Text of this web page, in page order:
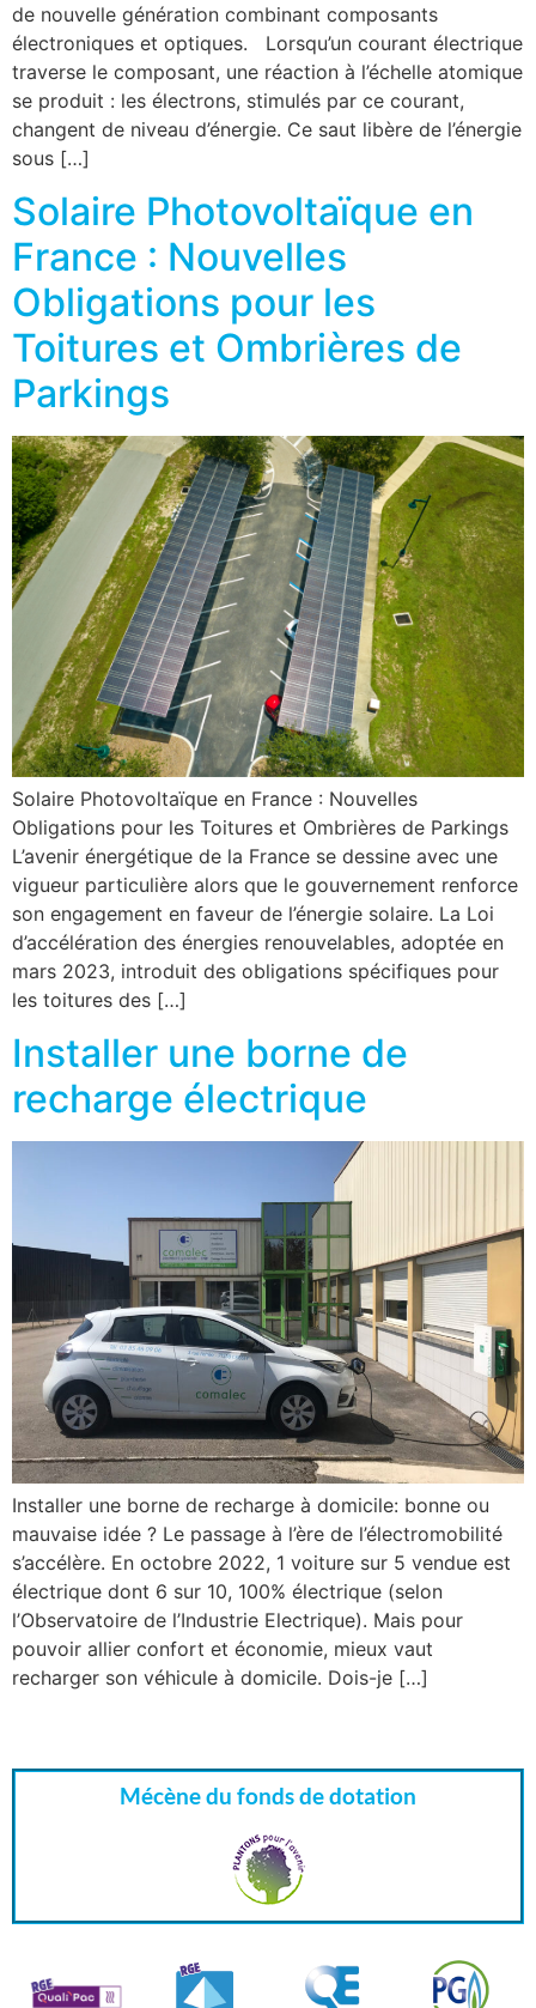
de nouvelle génération combinant composants
électroniques et optiques. Lorsqu’un courant électrique
traverse le composant, une réaction à l’échelle atomique
se produit : les électrons, stimulés par ce courant,
changent de niveau d’énergie. Ce saut libère de l’énergie
sous […]
Solaire Photovoltaïque en
France : Nouvelles
Obligations pour les
Toitures et Ombrières de
Parkings
Solaire Photovoltaïque en France : Nouvelles
Obligations pour les Toitures et Ombrières de Parkings
L’avenir énergétique de la France se dessine avec une
vigueur particulière alors que le gouvernement renforce
son engagement en faveur de l’énergie solaire. La Loi
d’accélération des énergies renouvelables, adoptée en
mars 2023, introduit des obligations spécifiques pour
les toitures des […]
Installer une borne de
recharge électrique
Installer une borne de recharge à domicile: bonne ou
mauvaise idée ? Le passage à l’ère de l’électromobilité
s’accélère. En octobre 2022, 1 voiture sur 5 vendue est
électrique dont 6 sur 10, 100% électrique (selon
l’Observatoire de l’Industrie Electrique). Mais pour
pouvoir allier confort et économie, mieux vaut
recharger son véhicule à domicile. Dois-je […]
Mécène du fonds de dotation